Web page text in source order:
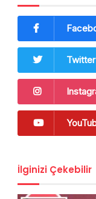
Twitter
İlginizi Çekebilir